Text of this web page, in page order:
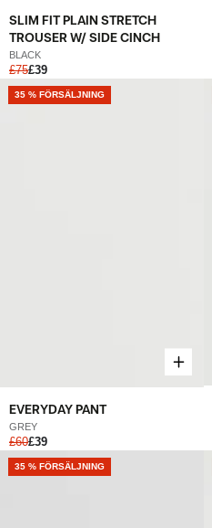
SLIM FIT PLAIN STRETCH
TROUSER W/ SIDE CINCH
BLACK
£75£39
EVERYDAY PANT
GREY
£60£39
NEW
35 % FÖRSÄLJNING
NEW
35 % FÖRSÄLJNING